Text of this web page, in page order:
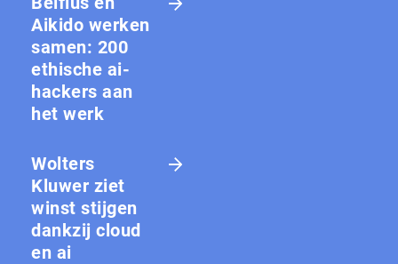
Aikido werken
samen: 200
ethische ai-
hackers aan
het werk
Wolters
Kluwer ziet
winst stijgen
dankzij cloud
en ai